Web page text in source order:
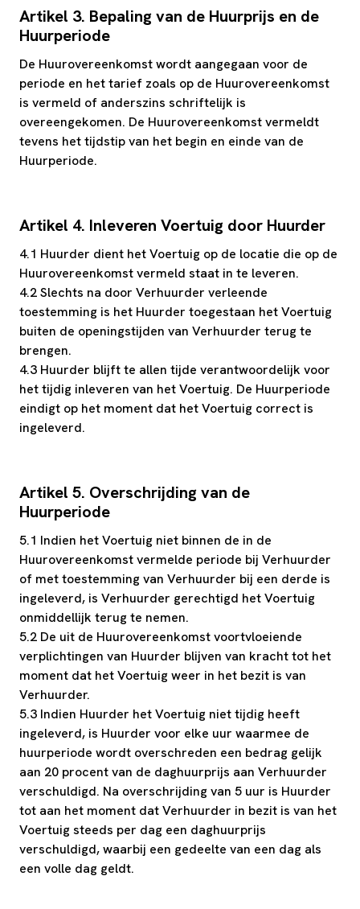
Artikel 3. Bepaling van de Huurprijs en de
Huurperiode
De Huurovereenkomst wordt aangegaan voor de
periode en het tarief zoals op de Huurovereenkomst
is vermeld of anderszins schriftelijk is
overeengekomen. De Huurovereenkomst vermeldt
tevens het tijdstip van het begin en einde van de
Huurperiode.
Artikel 4. Inleveren Voertuig door Huurder
4.1 Huurder dient het Voertuig op de locatie die op de
Huurovereenkomst vermeld staat in te leveren.
4.2 Slechts na door Verhuurder verleende
toestemming is het Huurder toegestaan het Voertuig
buiten de openingstijden van Verhuurder terug te
brengen.
4.3 Huurder blijft te allen tijde verantwoordelijk voor
het tijdig inleveren van het Voertuig. De Huurperiode
eindigt op het moment dat het Voertuig correct is
ingeleverd.
Artikel 5. Overschrijding van de
Huurperiode
5.1 Indien het Voertuig niet binnen de in de
Huurovereenkomst vermelde periode bij Verhuurder
of met toestemming van Verhuurder bij een derde is
ingeleverd, is Verhuurder gerechtigd het Voertuig
onmiddellijk terug te nemen.
5.2 De uit de Huurovereenkomst voortvloeiende
verplichtingen van Huurder blijven van kracht tot het
moment dat het Voertuig weer in het bezit is van
Verhuurder.
5.3 Indien Huurder het Voertuig niet tijdig heeft
ingeleverd, is Huurder voor elke uur waarmee de
huurperiode wordt overschreden een bedrag gelijk
aan 20 procent van de daghuurprijs aan Verhuurder
verschuldigd. Na overschrijding van 5 uur is Huurder
tot aan het moment dat Verhuurder in bezit is van het
Voertuig steeds per dag een daghuurprijs
verschuldigd, waarbij een gedeelte van een dag als
een volle dag geldt.